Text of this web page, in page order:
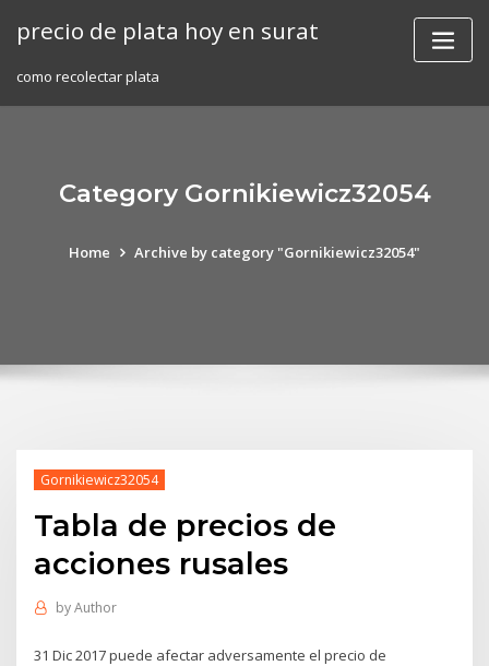
precio de plata hoy en surat
como recolectar plata
Category Gornikiewicz32054
Home Archive by category "Gornikiewicz32054"
Gornikiewicz32054
Tabla de precios de
acciones rusales
byAuthor
31 Dic 2017 puede afectar adversamente el precio de